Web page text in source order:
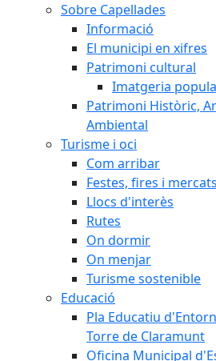
Sobre Capellades
Informació
El municipi en xifres
Patrimoni cultural
Imatgeria
Patrimoni Històric,
Ambiental
Turisme i oci
Com arribar
Festes, fires i mercats
Llocs d'interès
Rutes
On dormir
On menjar
Turisme sostenible
Educació
Pla Educatiu
Torre de Claramunt
Oficina Municipal